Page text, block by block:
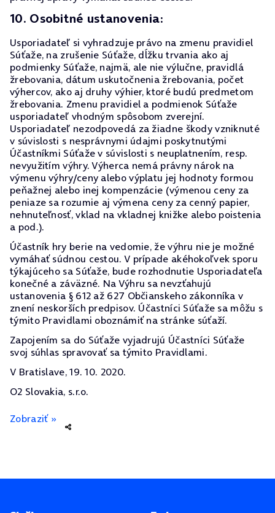
10. Osobitné ustanovenia:
Usporiadateľ si vyhradzuje právo na zmenu pravidiel
Súťaže, na zrušenie Súťaže, dĺžku trvania ako aj
podmienky Súťaže, najmä, ale nie výlučne, pravidlá
žrebovania, dátum uskutočnenia žrebovania, počet
výhercov, ako aj druhy výhier, ktoré budú predmetom
žrebovania. Zmenu pravidiel a podmienok Súťaže
usporiadateľ vhodným spôsobom zverejní.
Usporiadateľ nezodpovedá za žiadne škody vzniknuté
v súvislosti s nesprávnymi údajmi poskytnutými
Účastníkmi Súťaže v súvislosti s neuplatnením, resp.
nevyužitím výhry. Výherca nemá právny nárok na
výmenu výhry/ceny alebo výplatu jej hodnoty formou
peňažnej alebo inej kompenzácie (výmenou ceny za
peniaze sa rozumie aj výmena ceny za cenný papier,
nehnuteľnosť, vklad na vkladnej knižke alebo poistenia
a pod.).
Účastník hry berie na vedomie, že výhru nie je možné
vymáhať súdnou cestou. V prípade akéhokoľvek sporu
týkajúceho sa Súťaže, bude rozhodnutie Usporiadateľa
konečné a záväzné. Na Výhru sa nevzťahujú
ustanovenia § 612 až 627 Občianskeho zákonníka v
znení neskorších predpisov. Účastníci Súťaže sa môžu s
týmito Pravidlami oboznámiť na stránke súťaží.
Zapojením sa do Súťaže vyjadrujú Účastníci Súťaže
svoj súhlas spravovať sa týmito Pravidlami.
V Bratislave, 19. 10. 2020.
O2 Slovakia, s.r.o.
Zobraziť »